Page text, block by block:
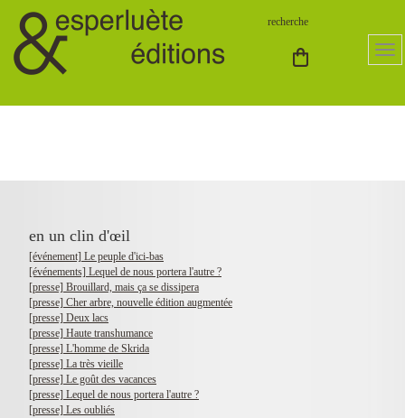
en un clin d'œil
[événement] Le peuple d'ici-bas
[événements] Lequel de nous portera l'autre ?
[presse] Brouillard, mais ça se dissipera
[presse] Cher arbre, nouvelle édition augmentée
[presse] Deux lacs
[presse] Haute transhumance
[presse] L'homme de Skrida
[presse] La très vieille
[presse] Le goût des vacances
[presse] Lequel de nous portera l'autre ?
[presse] Les oubliés